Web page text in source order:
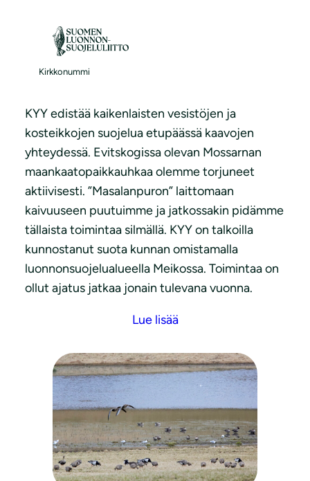
Kirkkonummi
Vedet ja kosteikot
KYY edistää kaikenlaisten vesistöjen ja
kosteikkojen suojelua etupäässä kaavojen
yhteydessä. Evitskogissa olevan Mossarnan
maankaatopaikkauhkaa olemme torjuneet
aktiivisesti. ”Masalanpuron” laittomaan
kaivuuseen puutuimme ja jatkossakin pidämme
tällaista toimintaa silmällä. KYY on talkoilla
kunnostanut suota kunnan omistamalla
luonnonsuojelualueella Meikossa. Toimintaa on
ollut ajatus jatkaa jonain tulevana vuonna.
Lue lisää